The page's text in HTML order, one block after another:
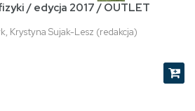
/ edycja 2017 / OUTLET
Krystyna Sujak-Lesz (redakcja)